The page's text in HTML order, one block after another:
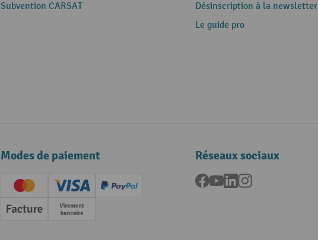
Subvention CARSAT
Désinscription à la newsletter
Le guide pro
Modes de paiement
Creditcard (Master)Creditcard (Visa)
PayPal
Facture Paiement anticipé
Réseaux sociaux
Facebook
YouTubeLinkedInInstagram